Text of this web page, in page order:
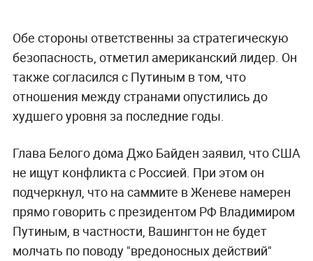
Обе стороны ответственны за стратегическую
безопасность, отметил американский лидер. Он
также согласился с Путиным в том, что
отношения между странами опустились до
худшего уровня за последние годы.
Глава Белого дома Джо Байден заявил, что США
не ищут конфликта с Россией. При этом он
подчеркнул, что на саммите в Женеве намерен
прямо говорить с президентом РФ Владимиром
Путиным, в частности, Вашингтон не будет
молчать по поводу "вредоносных действий"